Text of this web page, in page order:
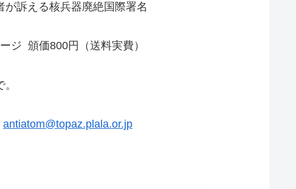
訴える核兵器廃絶国際署名
ジ 頒価800円（送料実費）
antiatom@topaz.plala.or.jp